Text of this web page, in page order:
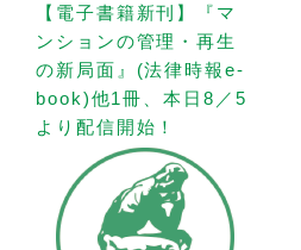
【電子書籍新刊】『マ
ンションの管理・再生
の新局面』(法律時報e-
book)他1冊、本日8／5
より配信開始！